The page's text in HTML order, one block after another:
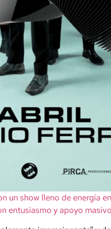
un show lleno de energía
entusiasmo y apoyo